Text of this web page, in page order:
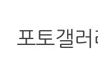
포토갤러